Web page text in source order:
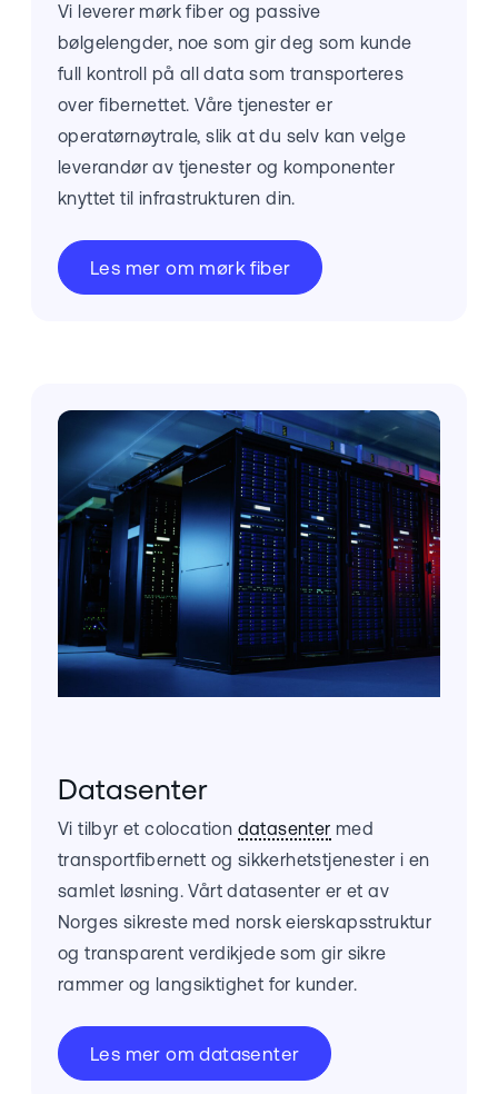
Vi leverer mørk fiber og passive
bølgelengder, noe som gir deg som kunde
full kontroll på all data som transporteres
over fibernettet. Våre tjenester er
operatørnøytrale, slik at du selv kan velge
leverandør av tjenester og komponenter
knyttet til infrastrukturen din.
Les mer om mørk fiber
Datasenter
Vi tilbyr et colocation datasenter med
transportfibernett og sikkerhetstjenester i en
samlet løsning. Vårt datasenter er et av
Norges sikreste med norsk eierskapsstruktur
og transparent verdikjede som gir sikre
rammer og langsiktighet for kunder.
Les mer om datasenter